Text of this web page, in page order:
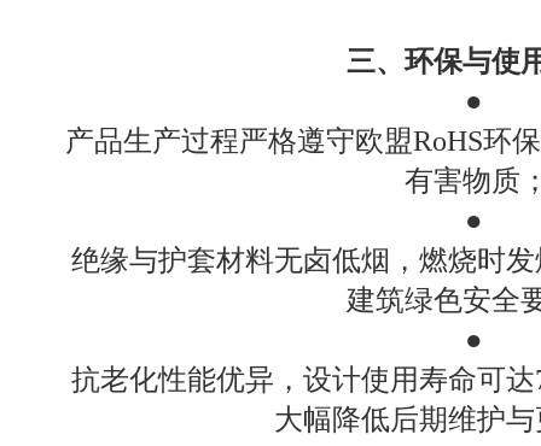
三、环保与使
●
产品生产过程严格遵守欧盟RoHS环
有害物质
●
绝缘与护套材料无卤低烟，燃烧时
建筑绿色安全
●
抗老化性能优异，设计使用寿命可
大幅降低后期维护